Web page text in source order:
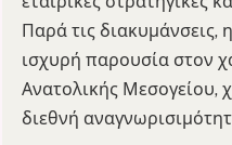
Παρά τις διακυμάνσεις,
ισχυρή παρουσία στον
Ανατολικής Μεσογείου,
διεθνή